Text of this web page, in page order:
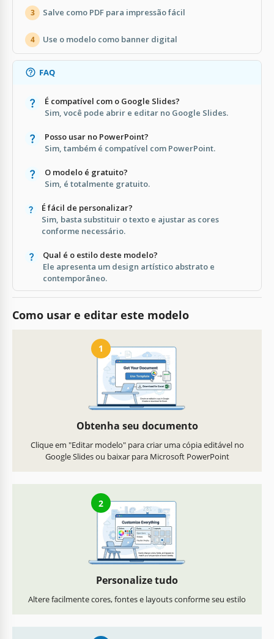
3 Salve como PDF para impressão fácil
4 Use o modelo como banner digital
FAQ
É compatível com o Google Slides?
Sim, você pode abrir e editar no Google Slides.
Posso usar no PowerPoint?
Sim, também é compatível com PowerPoint.
O modelo é gratuito?
Sim, é totalmente gratuito.
É fácil de personalizar?
Sim, basta substituir o texto e ajustar as cores
conforme necessário.
Qual é o estilo deste modelo?
Ele apresenta um design artístico abstrato e
contemporâneo.
Como usar e editar este modelo
1
Obtenha seu documento
Clique em "Editar modelo" para criar uma cópia editável no
Google Slides ou baixar para Microsoft PowerPoint
2
Personalize tudo
Altere facilmente cores, fontes e layouts conforme seu estilo